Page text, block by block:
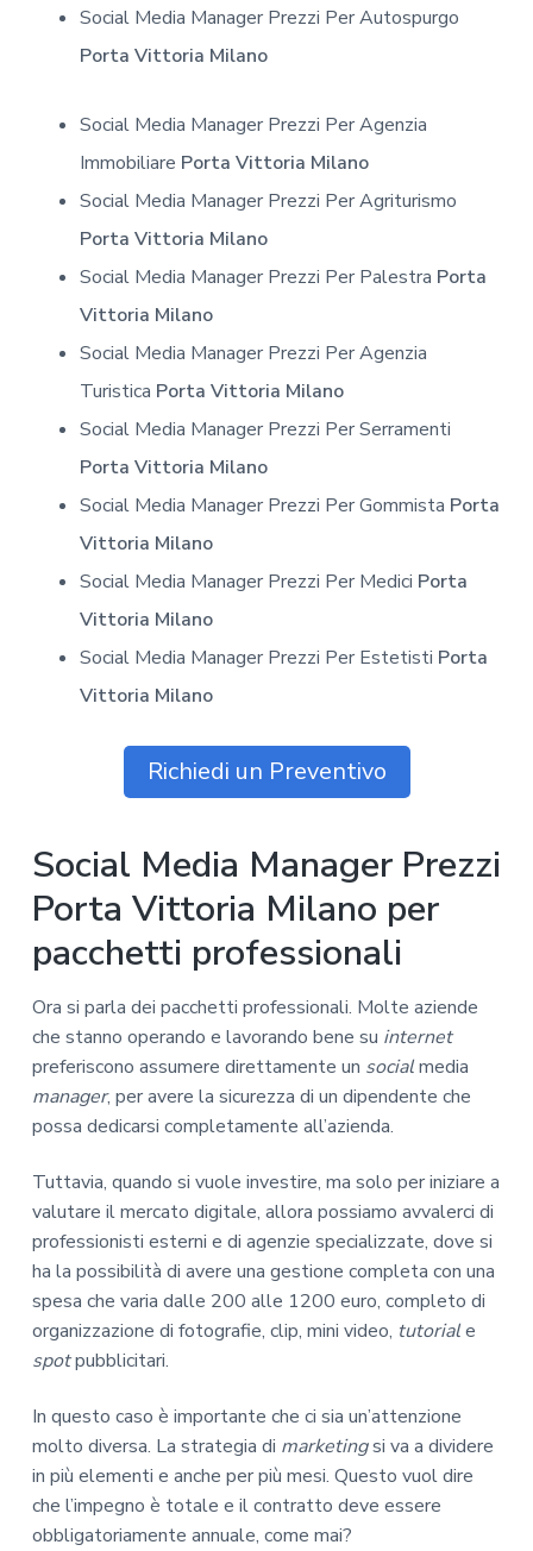
Social Media Manager Prezzi Per Autospurgo
Porta Vittoria Milano
Social Media Manager Prezzi Per Agenzia
Immobiliare Porta Vittoria Milano
Social Media Manager Prezzi Per Agriturismo
Porta Vittoria Milano
Social Media Manager Prezzi Per Palestra Porta
Vittoria Milano
Social Media Manager Prezzi Per Agenzia
Turistica Porta Vittoria Milano
Social Media Manager Prezzi Per Serramenti
Porta Vittoria Milano
Social Media Manager Prezzi Per Gommista Porta
Vittoria Milano
Social Media Manager Prezzi Per Medici Porta
Vittoria Milano
Social Media Manager Prezzi Per Estetisti Porta
Vittoria Milano
Richiedi un Preventivo
Social Media Manager Prezzi
Porta Vittoria Milano per
pacchetti professionali
Ora si parla dei pacchetti professionali. Molte aziende
che stanno operando e lavorando bene su internet
preferiscono assumere direttamente un socialmedia
manager, per avere la sicurezza di un dipendente che
possa dedicarsi completamente all’azienda.
Tuttavia, quando si vuole investire, ma solo per iniziare a
valutare il mercato digitale, allora possiamo avvalerci di
professionisti esterni e di agenzie specializzate, dove si
ha la possibilità di avere una gestione completa con una
spesa che varia dalle 200 alle 1200 euro, completo di
organizzazione di fotografie, clip, mini video, tutoriale
spotpubblicitari.
In questo caso è importante che ci sia un’attenzione
molto diversa. La strategia di marketingsi va a dividere
in più elementi e anche per più mesi. Questo vuol dire
che l’impegno è totale e il contratto deve essere
obbligatoriamente annuale, come mai?